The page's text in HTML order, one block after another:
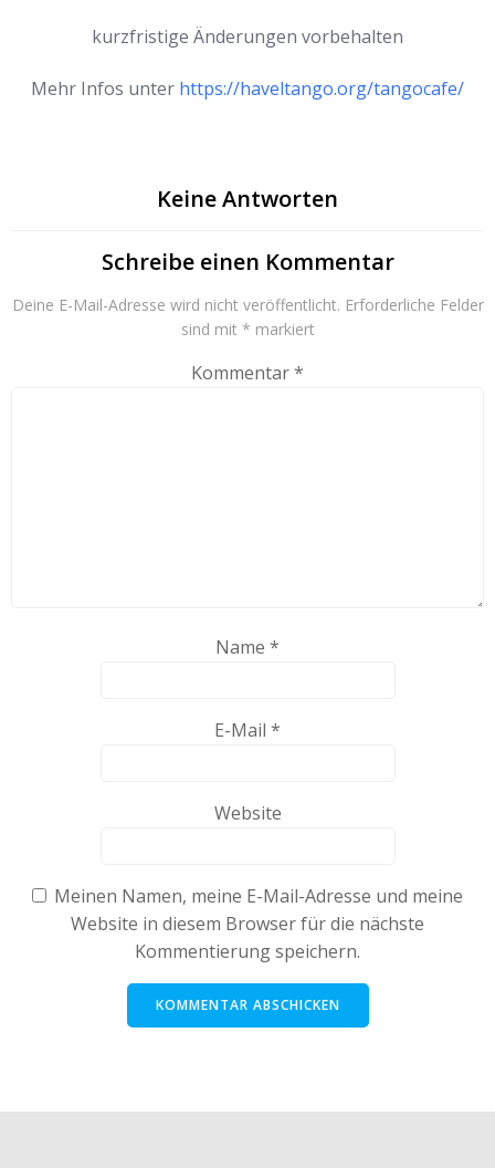
kurzfristige Änderungen vorbehalten
Mehr Infos unter https://haveltango.org/tangocafe/
Keine Antworten
Schreibe einen Kommentar
Deine E-Mail-Adresse wird nicht veröffentlicht. Erforderliche Felder
sind mit * markiert
Kommentar*
Name *
E-Mail *
Website
Meinen Namen, meine E-Mail-Adresse und meine
Website in diesem Browser für die nächste
Kommentierung speichern.